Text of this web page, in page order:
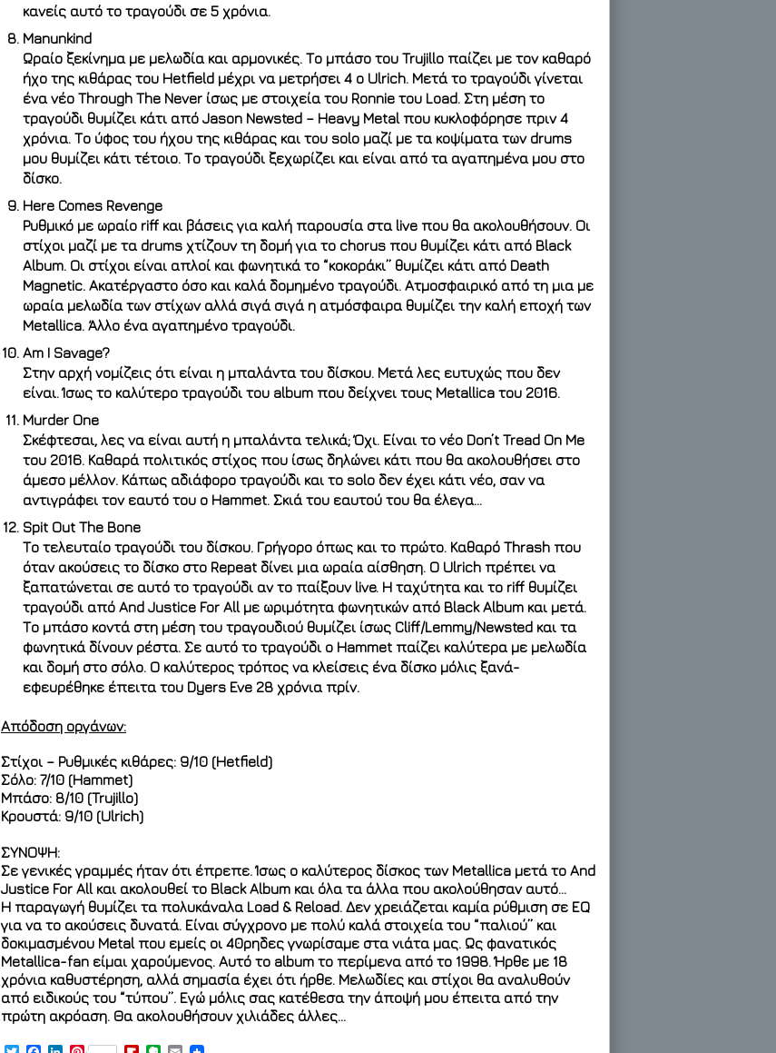
κανείς αυτό το τραγούδι σε 5 χρόνια.
Manunkind
Ωραίο ξεκίνημα με μελωδία και αρμονικές. Το μπάσο του Trujillo παίζει με τον καθαρό
ήχο της κιθάρας του Hetfield μέχρι να μετρήσει 4 ο Ulrich. Μετά το τραγούδι γίνεται
ένα νέο Through The Never ίσως με στοιχεία του Ronnie του Load. Στη μέση το
τραγούδι θυμίζει κάτι από Jason Newsted – Heavy Metal που κυκλοφόρησε πριν 4
χρόνια. Το ύφος του ήχου της κιθάρας και του solo μαζί με τα κοψίματα των drums
μου θυμίζει κάτι τέτοιο. Το τραγούδι ξεχωρίζει και είναι από τα αγαπημένα μου στο
δίσκο.
Here Comes Revenge
Ρυθμικό με ωραίο riff και βάσεις για καλή παρουσία στα live που θα ακολουθήσουν. Οι
στίχοι μαζί με τα drums χτίζουν τη δομή για το chorus που θυμίζει κάτι από Black
Album. Οι στίχοι είναι απλοί και φωνητικά το “κοκοράκι” θυμίζει κάτι από Death
Magnetic. Ακατέργαστο όσο και καλά δομημένο τραγούδι. Ατμοσφαιρικό από τη μια με
ωραία μελωδία των στίχων αλλά σιγά σιγά η ατμόσφαιρα θυμίζει την καλή εποχή των
Metallica. Άλλο ένα αγαπημένο τραγούδι.
Am I Savage?
Στην αρχή νομίζεις ότι είναι η μπαλάντα του δίσκου. Μετά λες ευτυχώς που δεν
είναι. Ίσως το καλύτερο τραγούδι του album που δείχνει τους Metallica του 2016.
Murder One
Σκέφτεσαι, λες να είναι αυτή η μπαλάντα τελικά; Όχι. Είναι το νέο Don’t Tread On Me
του 2016. Καθαρά πολιτικός στίχος που ίσως δηλώνει κάτι που θα ακολουθήσει στο
άμεσο μέλλον. Κάπως αδιάφορο τραγούδι και το solo δεν έχει κάτι νέο, σαν να
αντιγράφει τον εαυτό του ο Hammet. Σκιά του εαυτού του θα έλεγα…
Spit Out The Bone
Το τελευταίο τραγούδι του δίσκου. Γρήγορο όπως και το πρώτο. Καθαρό Thrash που
όταν ακούσεις το δίσκο στο Repeat δίνει μια ωραία αίσθηση. Ο Ulrich πρέπει να
ξαπατώνεται σε αυτό το τραγούδι αν το παίξουν live. Η ταχύτητα και το riff θυμίζει
τραγούδι από And Justice For All με ωριμότητα φωνητικών από Black Album και μετά.
Το μπάσο κοντά στη μέση του τραγουδιού θυμίζει ίσως Cliff/Lemmy/Newsted και τα
φωνητικά δίνουν ρέστα. Σε αυτό το τραγούδι ο Hammet παίζει καλύτερα με μελωδία
και δομή στο σόλο. Ο καλύτερος τρόπος να κλείσεις ένα δίσκο μόλις ξανά-
εφευρέθηκε έπειτα του Dyers Eve 28 χρόνια πρίν.
Απόδοση οργάνων:
Στίχοι – Ρυθμικές κιθάρες: 9/10 (Hetfield)
Σόλο: 7/10 (Hammet)
Μπάσο: 8/10 (Trujillo)
Κρουστά: 9/10 (Ulrich)
ΣΥΝΟΨΗ:
Σε γενικές γραμμές ήταν ότι έπρεπε. Ίσως ο καλύτερος δίσκος των Metallica μετά το And
Justice For All και ακολουθεί το Black Album και όλα τα άλλα που ακολούθησαν αυτό…
Η παραγωγή θυμίζει τα πολυκάναλα Load & Reload. Δεν χρειάζεται καμία ρύθμιση σε EQ
για να το ακούσεις δυνατά. Είναι σύγχρονο με πολύ καλά στοιχεία του “παλιού” και
δοκιμασμένου Metal που εμείς οι 40ρηδες γνωρίσαμε στα νιάτα μας. Ως φανατικός
Metallica-fan είμαι χαρούμενος. Αυτό το album το περίμενα από το 1998. Ήρθε με 18
χρόνια καθυστέρηση, αλλά σημασία έχει ότι ήρθε. Μελωδίες και στίχοι θα αναλυθούν
από ειδικούς του “τύπου”. Εγώ μόλις σας κατέθεσα την άποψή μου έπειτα από την
πρώτη ακρόαση. Θα ακολουθήσουν χιλιάδες άλλες…